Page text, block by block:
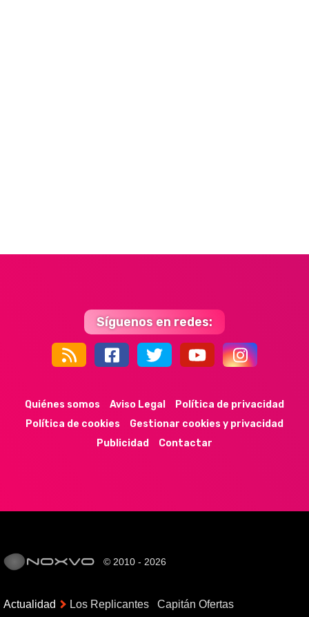
Síguenos en redes:
Quiénes somos Aviso Legal
Política de privacidad
Política de cookies
Gestionar cookies y privacidad
Publicidad
Contactar
© 2010 - 2026
Actualidad Los Replicantes Capitán Ofertas